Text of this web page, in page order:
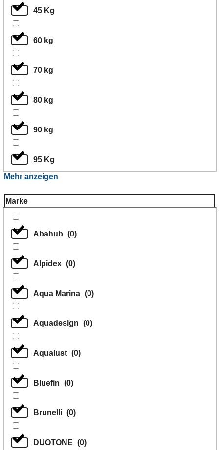
45 Kg
60 kg
70 kg
80 kg
90 kg
95 Kg
Mehr anzeigen
Marke
Abahub (0)
Alpidex (0)
Aqua Marina (0)
Aquadesign (0)
Aqualust (0)
Bluefin (0)
Brunelli (0)
DUOTONE (0)